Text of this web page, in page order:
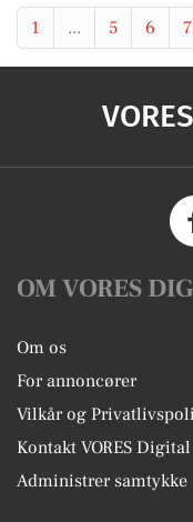
1 ... 5 6 7
VORES
OM VORES
Om os
For annoncører
Vilkår og
Kontakt VORES Digital
Administrer samtykke